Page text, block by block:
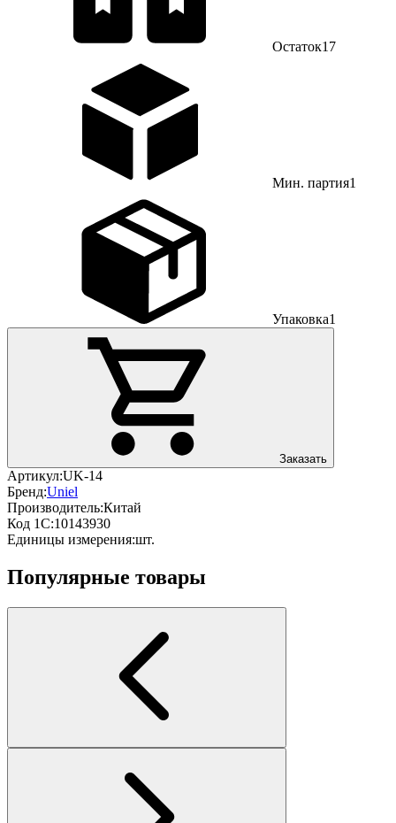
Остаток17
Мин. партия1
Упаковка1
Заказать
Артикул:UK-14
Бренд:Uniel
Производитель:Китай
Код 1С:10143930
Единицы измерения:шт.
Популярные товары